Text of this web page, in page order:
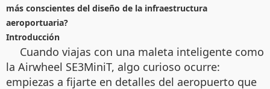
más conscientes del diseño de la infraestructura
aeroportuaria?
Introducción
Cuando viajas con una maleta inteligente como
la Airwheel SE3MiniT, algo curioso ocurre:
empiezas a fijarte en detalles del aeropuerto que